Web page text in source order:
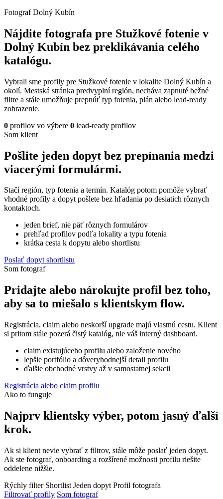
Fotograf Dolný Kubín
Nájdite fotografa pre Stužkové fotenie v
Dolný Kubín bez preklikávania celého
katalógu.
Vybrali sme profily pre Stužkové fotenie v lokalite Dolný Kubín a
okolí. Mestská stránka predvyplní región, necháva zapnuté bežné
filtre a stále umožňuje prepnúť typ fotenia, plán alebo lead-ready
zobrazenie.
0 profilov vo výbere 0 lead-ready profilov
Som klient
Pošlite jeden dopyt bez prepínania medzi
viacerými formulármi.
Stačí región, typ fotenia a termín. Katalóg potom pomôže vybrať
vhodné profily a dopyt pošlete bez hľadania po desiatich rôznych
kontaktoch.
jeden brief, nie päť rôznych formulárov
prehľad profilov podľa lokality a typu fotenia
krátka cesta k dopytu alebo shortlistu
Poslať dopyt shortlistu
Som fotograf
Pridajte alebo nárokujte profil bez toho,
aby sa to miešalo s klientskym flow.
Registrácia, claim alebo neskorší upgrade majú vlastnú cestu. Klient
si pritom stále pozerá čistý katalóg, nie váš interný dashboard.
claim existujúceho profilu alebo založenie nového
lepšie portfólio a dôveryhodnejší detail profilu
ďalšie obchodné vrstvy až v samostatnej sekcii
Registrácia alebo claim profilu
Ako to funguje
Najprv klientsky výber, potom jasný ďalší
krok.
Ak si klient nevie vybrať z filtrov, stále môže poslať jeden dopyt.
Ak ste fotograf, onboarding a rozšírené možnosti profilu riešite
oddelene nižšie.
Rýchly filter Shortlist Jeden dopyt Profil fotografa
Filtrovať profily Som fotograf